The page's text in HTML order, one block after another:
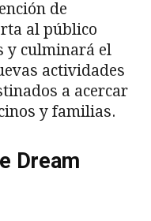
de
al público
y culminará el
actividades
a acercar
y familias.
Dream